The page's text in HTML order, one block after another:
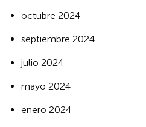
octubre 2024
septiembre 2024
julio 2024
mayo 2024
enero 2024